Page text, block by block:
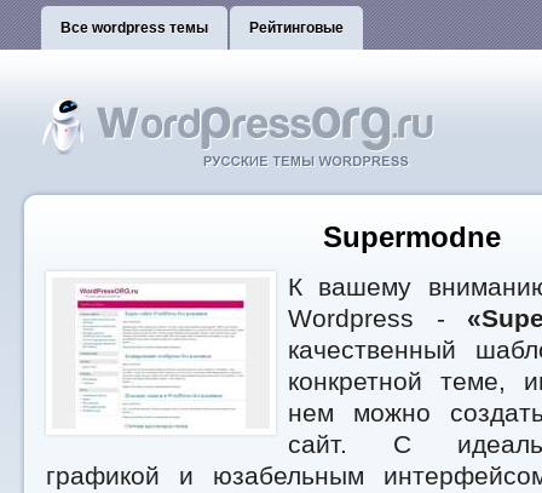
Все wordpress темы Рейтинговые
Supermodne
К вашему
Wordpress -
качественный
конкретной теме,
нем можно
сайт. С
графикой и юзабельным